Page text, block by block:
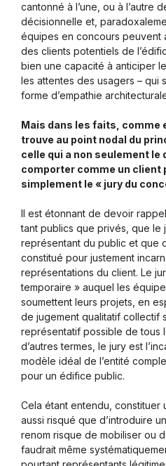
cantonné à l’une, ou à l’autre
décisionnelle et,
équipes en concours peuvent
des clients potentiels de
bien une capacité à anticiper
les attentes des usagers – qui
forme d’empathie
Mais dans les faits, comme
trouve au point nodal du
celle qui a non seulement le
comporter comme un client
simplement le « jury du
Il est étonnant de devoir
tant publics que privés, que le
représentant du public et que
constitué pour justement
représentations du client. Le
temporaire » auquel les
soumettent leurs projets, en
de jugement qualitatif collectif
représentatif possible de tous
d’autres termes, le jury est
modèle idéal de l’entité
pour un édifice public.
Cela étant entendu, constituer
aussi risqué que d’introduire
renom risque de mobiliser ou
faudrait même